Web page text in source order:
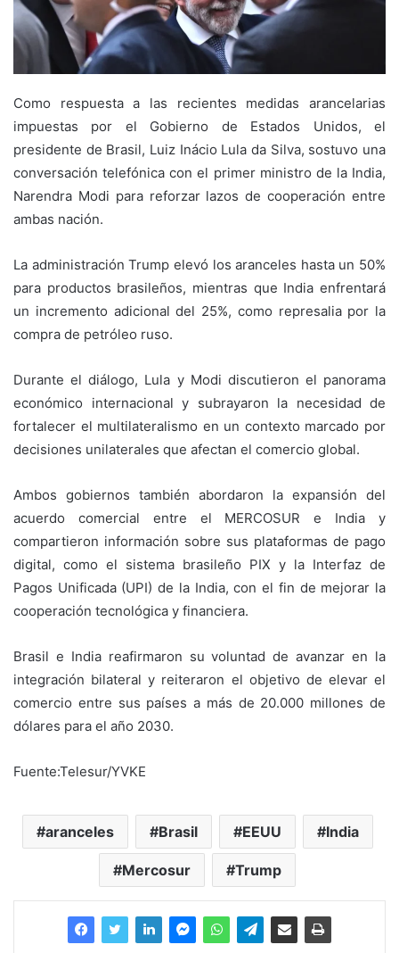
Como respuesta a las recientes medidas arancelarias
impuestas por el Gobierno de Estados Unidos, el
presidente de Brasil, Luiz Inácio Lula da Silva, sostuvo una
conversación telefónica con el primer ministro de la India,
Narendra Modi para reforzar lazos de cooperación entre
ambas nación.
La administración Trump elevó los aranceles hasta un 50%
para productos brasileños, mientras que India enfrentará
un incremento adicional del 25%, como represalia por la
compra de petróleo ruso.
Durante el diálogo, Lula y Modi discutieron el panorama
económico internacional y subrayaron la necesidad de
fortalecer el multilateralismo en un contexto marcado por
decisiones unilaterales que afectan el comercio global.
Ambos gobiernos también abordaron la expansión del
acuerdo comercial entre el MERCOSUR e India y
compartieron información sobre sus plataformas de pago
digital, como el sistema brasileño PIX y la Interfaz de
Pagos Unificada (UPI) de la India, con el fin de mejorar la
cooperación tecnológica y financiera.
Brasil e India reafirmaron su voluntad de avanzar en la
integración bilateral y reiteraron el objetivo de elevar el
comercio entre sus países a más de 20.000 millones de
dólares para el año 2030.
Fuente:Telesur/YVKE
aranceles Brasil EEUU India
Mercosur Trump